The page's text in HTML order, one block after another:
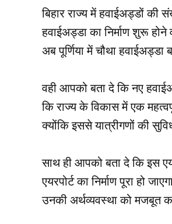
बिहार राज्य में हवाईअड्डों की
हवाईअड्डा का निर्माण शुरू
अब पूर्णिया में चौथा हवाईअड्डा
वही आपको बता दे कि नए
कि राज्य के विकास में एक
क्योंकि इससे यात्रीगणों की
साथ ही आपको बता दे कि इस
एयरपोर्ट का निर्माण पूरा हो
उनकी अर्थव्यवस्था को मजबूत